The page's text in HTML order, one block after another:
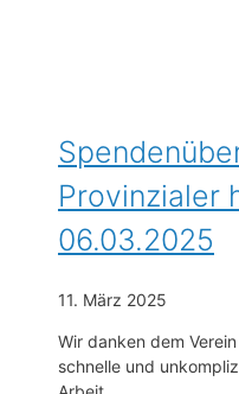
Provinzialer
06.03.2025
11. März 2025
Wir danken dem
schnelle und